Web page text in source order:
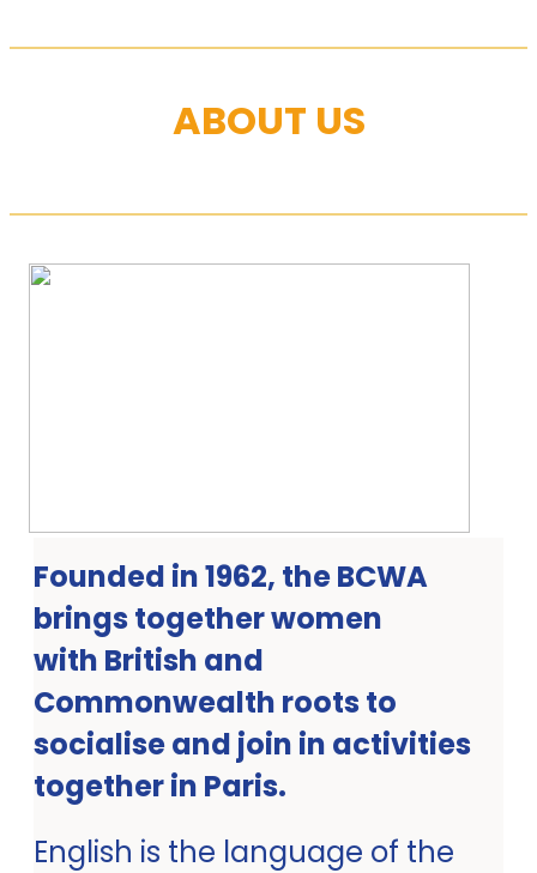
ABOUT US
Founded in 1962, the BCWA
brings together women
with British and
Commonwealth roots to
socialise and join in activities
together in Paris.
English is the language of the